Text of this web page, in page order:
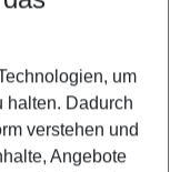
um
halten. Dadurch
verstehen und
Angebote